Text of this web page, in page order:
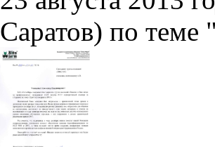
Саратов) по теме